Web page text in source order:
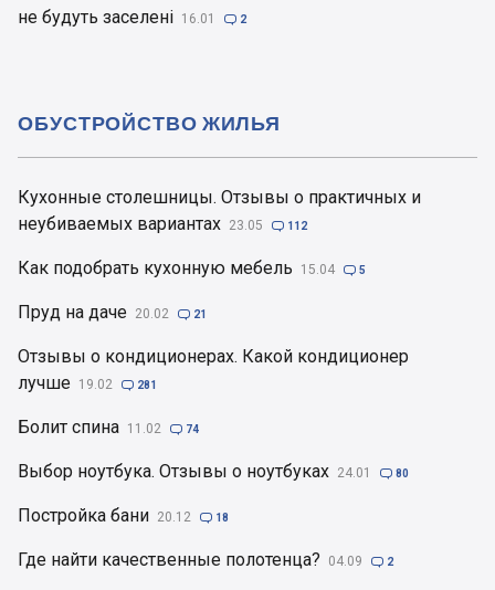
не будуть заселені 16.01  2
Кухонные столешницы. Отзывы о практичных и
неубиваемых вариантах 23.05  112
Как подобрать кухонную мебель 15.04  5
Пруд на даче 20.02  21
Отзывы о кондиционерах. Какой кондиционер
лучше 19.02  281
Болит спина 11.02  74
Выбор ноутбука. Отзывы о ноутбуках 24.01  80
Постройка бани 20.12  18
Где найти качественные полотенца? 04.09  2
ОБУСТРОЙСТВО ЖИЛЬЯ